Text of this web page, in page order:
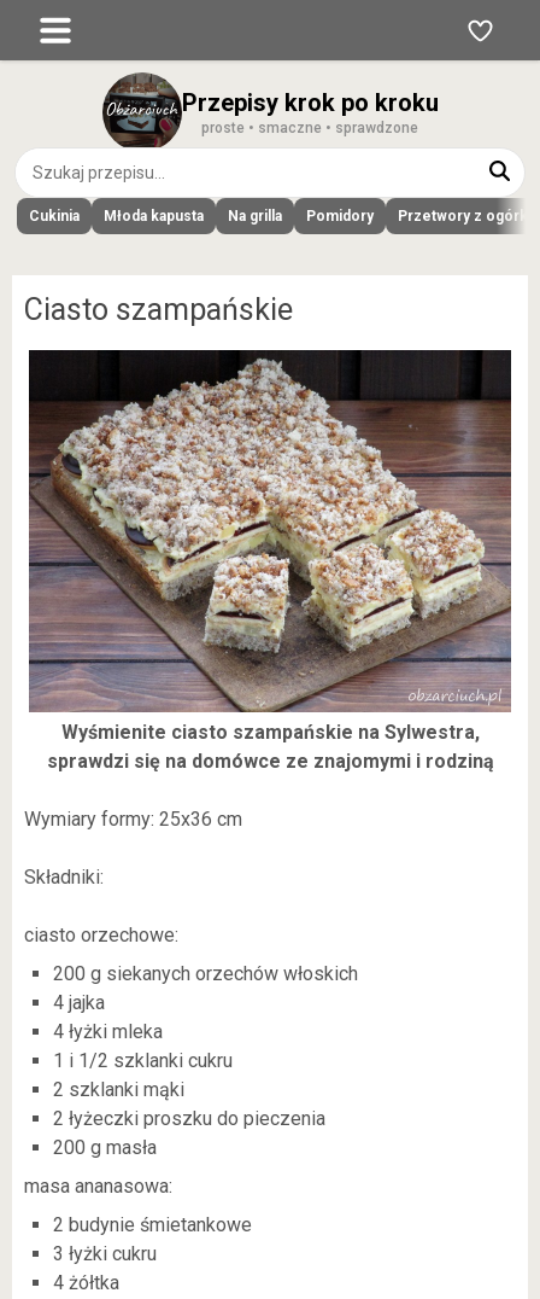
Przepisy krok po kroku
proste • smaczne • sprawdzone
Cukinia Młoda kapusta Na grilla Pomidory Przetwory z
Ciasto szampańskie
Wyśmienite ciasto szampańskie na Sylwestra,
sprawdzi się na domówce ze znajomymi i rodziną
Wymiary formy: 25x36 cm
Składniki:
ciasto orzechowe:
200 g siekanych orzechów włoskich
4 jajka
4 łyżki mleka
1 i 1/2 szklanki cukru
2 szklanki mąki
2 łyżeczki proszku do pieczenia
200 g masła
masa ananasowa:
2 budynie śmietankowe
3 łyżki cukru
4 żółtka